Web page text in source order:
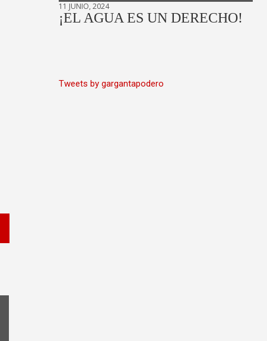
11 JUNIO, 2024
¡EL AGUA ES UN DERECHO!
Tweets by gargantapodero